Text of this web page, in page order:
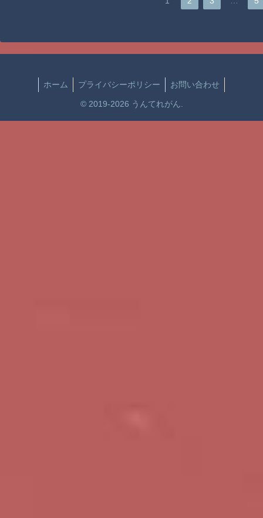
ホーム プライバシーポリシー お問い合わせ
© 2019-2026 うんてれがん.